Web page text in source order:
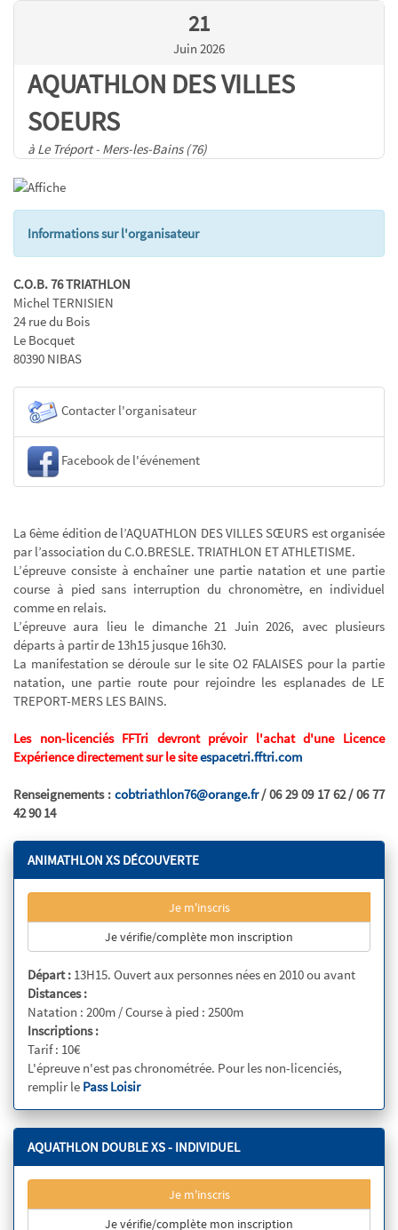
21
Juin 2026
AQUATHLON DES VILLES
SOEURS
à Le Tréport - Mers-les-Bains (76)
Informations sur l'organisateur
C.O.B. 76 TRIATHLON
Michel TERNISIEN
24 rue du Bois
Le Bocquet
80390 NIBAS
Contacter l'organisateur
Facebook de l'événement
La 6ème édition de l’AQUATHLON DES VILLES SŒURS est organisée
par l’association du C.O.BRESLE. TRIATHLON ET ATHLETISME.
L’épreuve consiste à enchaîner une partie natation et une partie
course à pied sans interruption du chronomètre, en individuel
comme en relais.
L’épreuve aura lieu le dimanche 21 Juin 2026, avec plusieurs
départs à partir de 13h15 jusque 16h30.
La manifestation se déroule sur le site O2 FALAISES pour la partie
natation, une partie route pour rejoindre les esplanades de LE
TREPORT-MERS LES BAINS.
Les non-licenciés FFTri devront prévoir l'achat d'une Licence
Expérience directement sur le siteespacetri.fftri.com
Renseignements : cobtriathlon76@orange.fr/ 06 29 09 17 62 / 06 77
42 90 14
ANIMATHLON XS DÉCOUVERTE
Je m'inscris
Je vérifie/complète mon inscription
Départ : 13H15. Ouvert aux personnes nées en 2010 ou avant
Distances :
Natation : 200m / Course à pied : 2500m
Inscriptions :
Tarif : 10€
L'épreuve n'est pas chronométrée. Pour les non-licenciés,
remplir le Pass Loisir
AQUATHLON DOUBLE XS - INDIVIDUEL
Je m'inscris
Je vérifie/complète mon inscription